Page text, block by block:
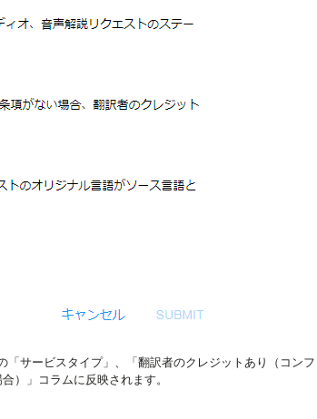
「サービスタイプ」、「翻訳者のクレジットあり（コンフ
）」コラムに反映されます。